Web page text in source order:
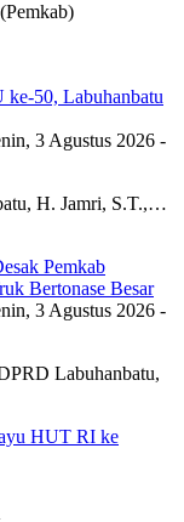
ke-50, Labuhanbatu
3 Agustus 2026 -
H. Jamri, S.T.,…
Pemkab
Bertonase Besar
3 Agustus 2026 -
Labuhanbatu,